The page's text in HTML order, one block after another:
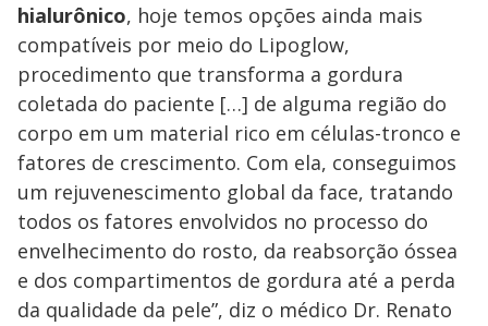
hialurônico, hoje temos opções ainda mais
compatíveis por meio do Lipoglow,
procedimento que transforma a gordura
coletada do paciente […] de alguma região do
corpo em um material rico em células-tronco e
fatores de crescimento. Com ela, conseguimos
um rejuvenescimento global da face, tratando
todos os fatores envolvidos no processo do
envelhecimento do rosto, da reabsorção óssea
e dos compartimentos de gordura até a perda
da qualidade da pele”, diz o médico Dr. Renato